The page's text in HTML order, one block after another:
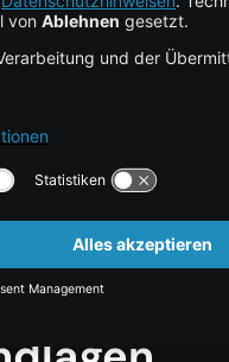
Kubernetes-
Mit Hubble
und für Sicherheits-